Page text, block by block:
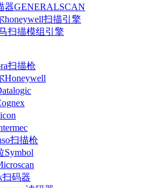
器GENERALSCAN
honeywell扫描引擎
扫描模组引擎
扫描枪
Honeywell
扫描枪
Symbol
扫码器